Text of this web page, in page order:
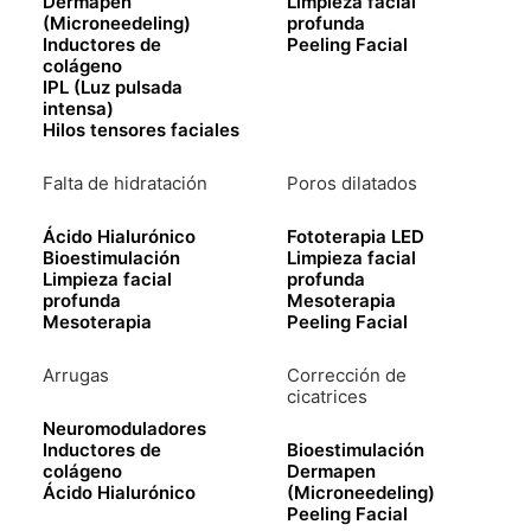
(Microneedeling)
Inductores de
colágeno
IPL (Luz pulsada
intensa)
Hilos tensores faciales
profunda
Peeling Facial
Falta de hidratación
Ácido Hialurónico
Bioestimulación
Limpieza facial
profunda
Mesoterapia
Poros dilatados
Fototerapia LED
Limpieza facial
profunda
Mesoterapia
Peeling Facial
Arrugas
Neuromoduladores
Inductores de
colágeno
Ácido Hialurónico
Corrección de
cicatrices
Bioestimulación
Dermapen
(Microneedeling)
Peeling Facial